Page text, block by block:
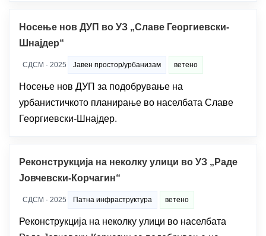
Носење нов ДУП во УЗ „Славе Георгиевски-
Шнајдер“
СДСМ · 2025 Јавен простор/урбанизам ветено
Носење нов ДУП за подобрување на
урбанистичкото планирање во населбата Славе
Георгиевски-Шнајдер.
Реконструкција на неколку улици во УЗ „Раде
Јовчевски-Корчагин“
СДСМ · 2025 Патна инфраструктура ветено
Реконструкција на неколку улици во населбата